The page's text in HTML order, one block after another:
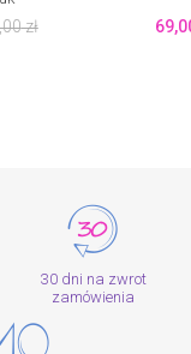
zł
30 dni na zwrot
zamówienia